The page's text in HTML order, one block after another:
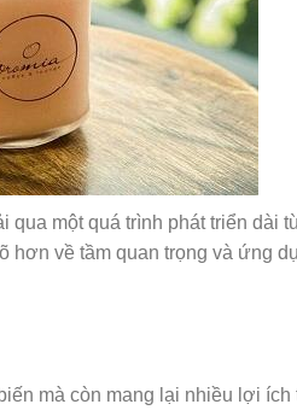
qua một quá trình phát triển dài
hơn về tầm quan trọng và ứng
mà còn mang lại nhiều lợi